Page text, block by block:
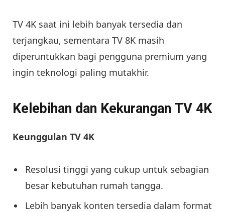
TV 4K saat ini lebih banyak tersedia dan
terjangkau, sementara TV 8K masih
diperuntukkan bagi pengguna premium yang
ingin teknologi paling mutakhir.
Kelebihan dan Kekurangan TV 4K
Keunggulan TV 4K
Resolusi tinggi yang cukup untuk sebagian
besar kebutuhan rumah tangga.
Lebih banyak konten tersedia dalam format